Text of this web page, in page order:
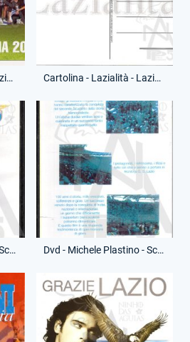
Cartolina - Lazialità - Lazio Campione d'Italia - (Fronte) Cartolina - Lazialità - Lazio Campione d'Italia - (Retro)
Dvd - Michele Plastino - Scudetto 1999-2000 - (Fronte) Dvd - Michele Plastino - Scudetto 1999-2000 - (Retro)